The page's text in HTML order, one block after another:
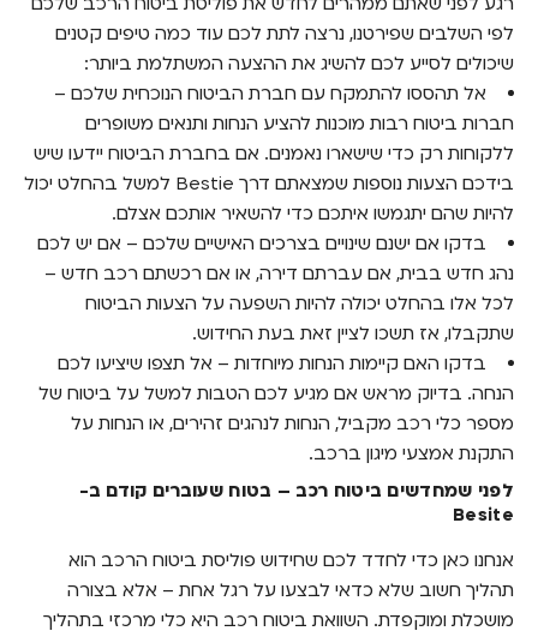
לפי השלבים שפירטנו, נרצה לתת לכם עוד כמה טיפים קטנים
שיכולים לסייע לכם להשיג את ההצעה המשתלמת ביותר:
אל תהססו להתמקח עם חברת הביטוח הנוכחית שלכם –
חברות ביטוח רבות מוכנות להציע הנחות ותנאים משופרים
ללקוחות רק כדי שישארו נאמנים. אם בחברת הביטוח יידעו שיש
בידכם הצעות נוספות שמצאתם דרך Bestie למשל בהחלט יכול
להיות שהם יתגמשו איתכם כדי להשאיר אותכם אצלם.
בדקו אם ישנם שינויים בצרכים האישיים שלכם – אם יש לכם
נהג חדש בבית, אם עברתם דירה, או אם רכשתם רכב חדש –
לכל אלו בהחלט יכולה להיות השפעה על הצעות הביטוח
שתקבלו, אז תשכו לציין זאת בעת החידוש.
בדקו האם קיימות הנחות מיוחדות – אל תצפו שיציעו לכם
הנחה. בדיוק מראש אם מגיע לכם הטבות למשל על ביטוח של
מספר כלי רכב מקביל, הנחות לנהגים זהירים, או הנחות על
התקנת אמצעי מיגון ברכב.
לפני שמחדשים ביטוח רכב – בטוח שעוברים קודם ב-
Besite
אנחנו כאן כדי לחדד לכם שחידוש פוליסת ביטוח הרכב הוא
תהליך חשוב שלא כדאי לבצעו על רגל אחת – אלא בצורה
מושכלת ומוקפדת. השוואת ביטוח רכב היא כלי מרכזי בתהליך